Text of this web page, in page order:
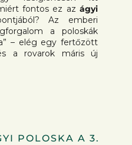
fontos ez az ágyi
Az emberi
a poloskák
– elég egy fertőzött
a rovarok máris új
POLOSKA A 3.